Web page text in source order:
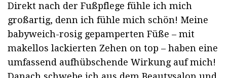
Direkt nach der Fußpflege fühle ich mich
großartig, denn ich fühle mich schön! Meine
babyweich-rosig gepamperten Füße – mit
makellos lackierten Zehen on top – haben eine
umfassend aufhübschende Wirkung auf mich!